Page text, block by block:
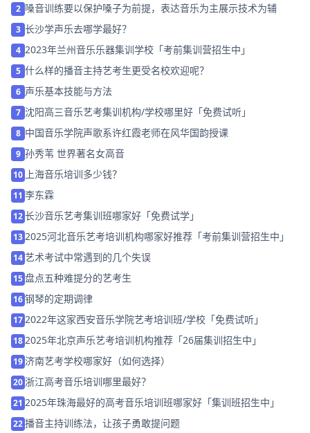
2 嗓音训练要以保护嗓子为前提，表达音乐为主展示技术为辅
3 长沙学声乐去哪学最好？
4 2023年兰州音乐乐器集训学校「考前集训营招生中」
5 什么样的播音主持艺考生更受名校欢迎呢？
6 声乐基本技能与方法
7 沈阳高三音乐艺考集训机构/学校哪里好「免费试听」
8 中国音乐学院声歌系许红霞老师在风华国韵授课
9 孙秀苇 世界著名女高音
10 上海音乐培训多少钱？
11 李东霖
12长沙音乐艺考集训班哪家好「免费试学」
13 2025河北音乐艺考培训机构哪家好推荐「考前集训营招生中」
14艺术考试中常遇到的几个失误
15盘点五种难提分的艺考生
16钢琴的定期调律
17 2022年这家西安音乐学院艺考培训班/学校「免费试听」
18 2025年北京声乐艺考培训机构推荐「26届集训招生中」
19 济南艺考学校哪家好（如何选择）
20浙江高考音乐培训哪里最好？
21 2025年珠海最好的高考音乐培训班哪家好「集训班招生中」
22播音主持训练法，让孩子勇敢提问题